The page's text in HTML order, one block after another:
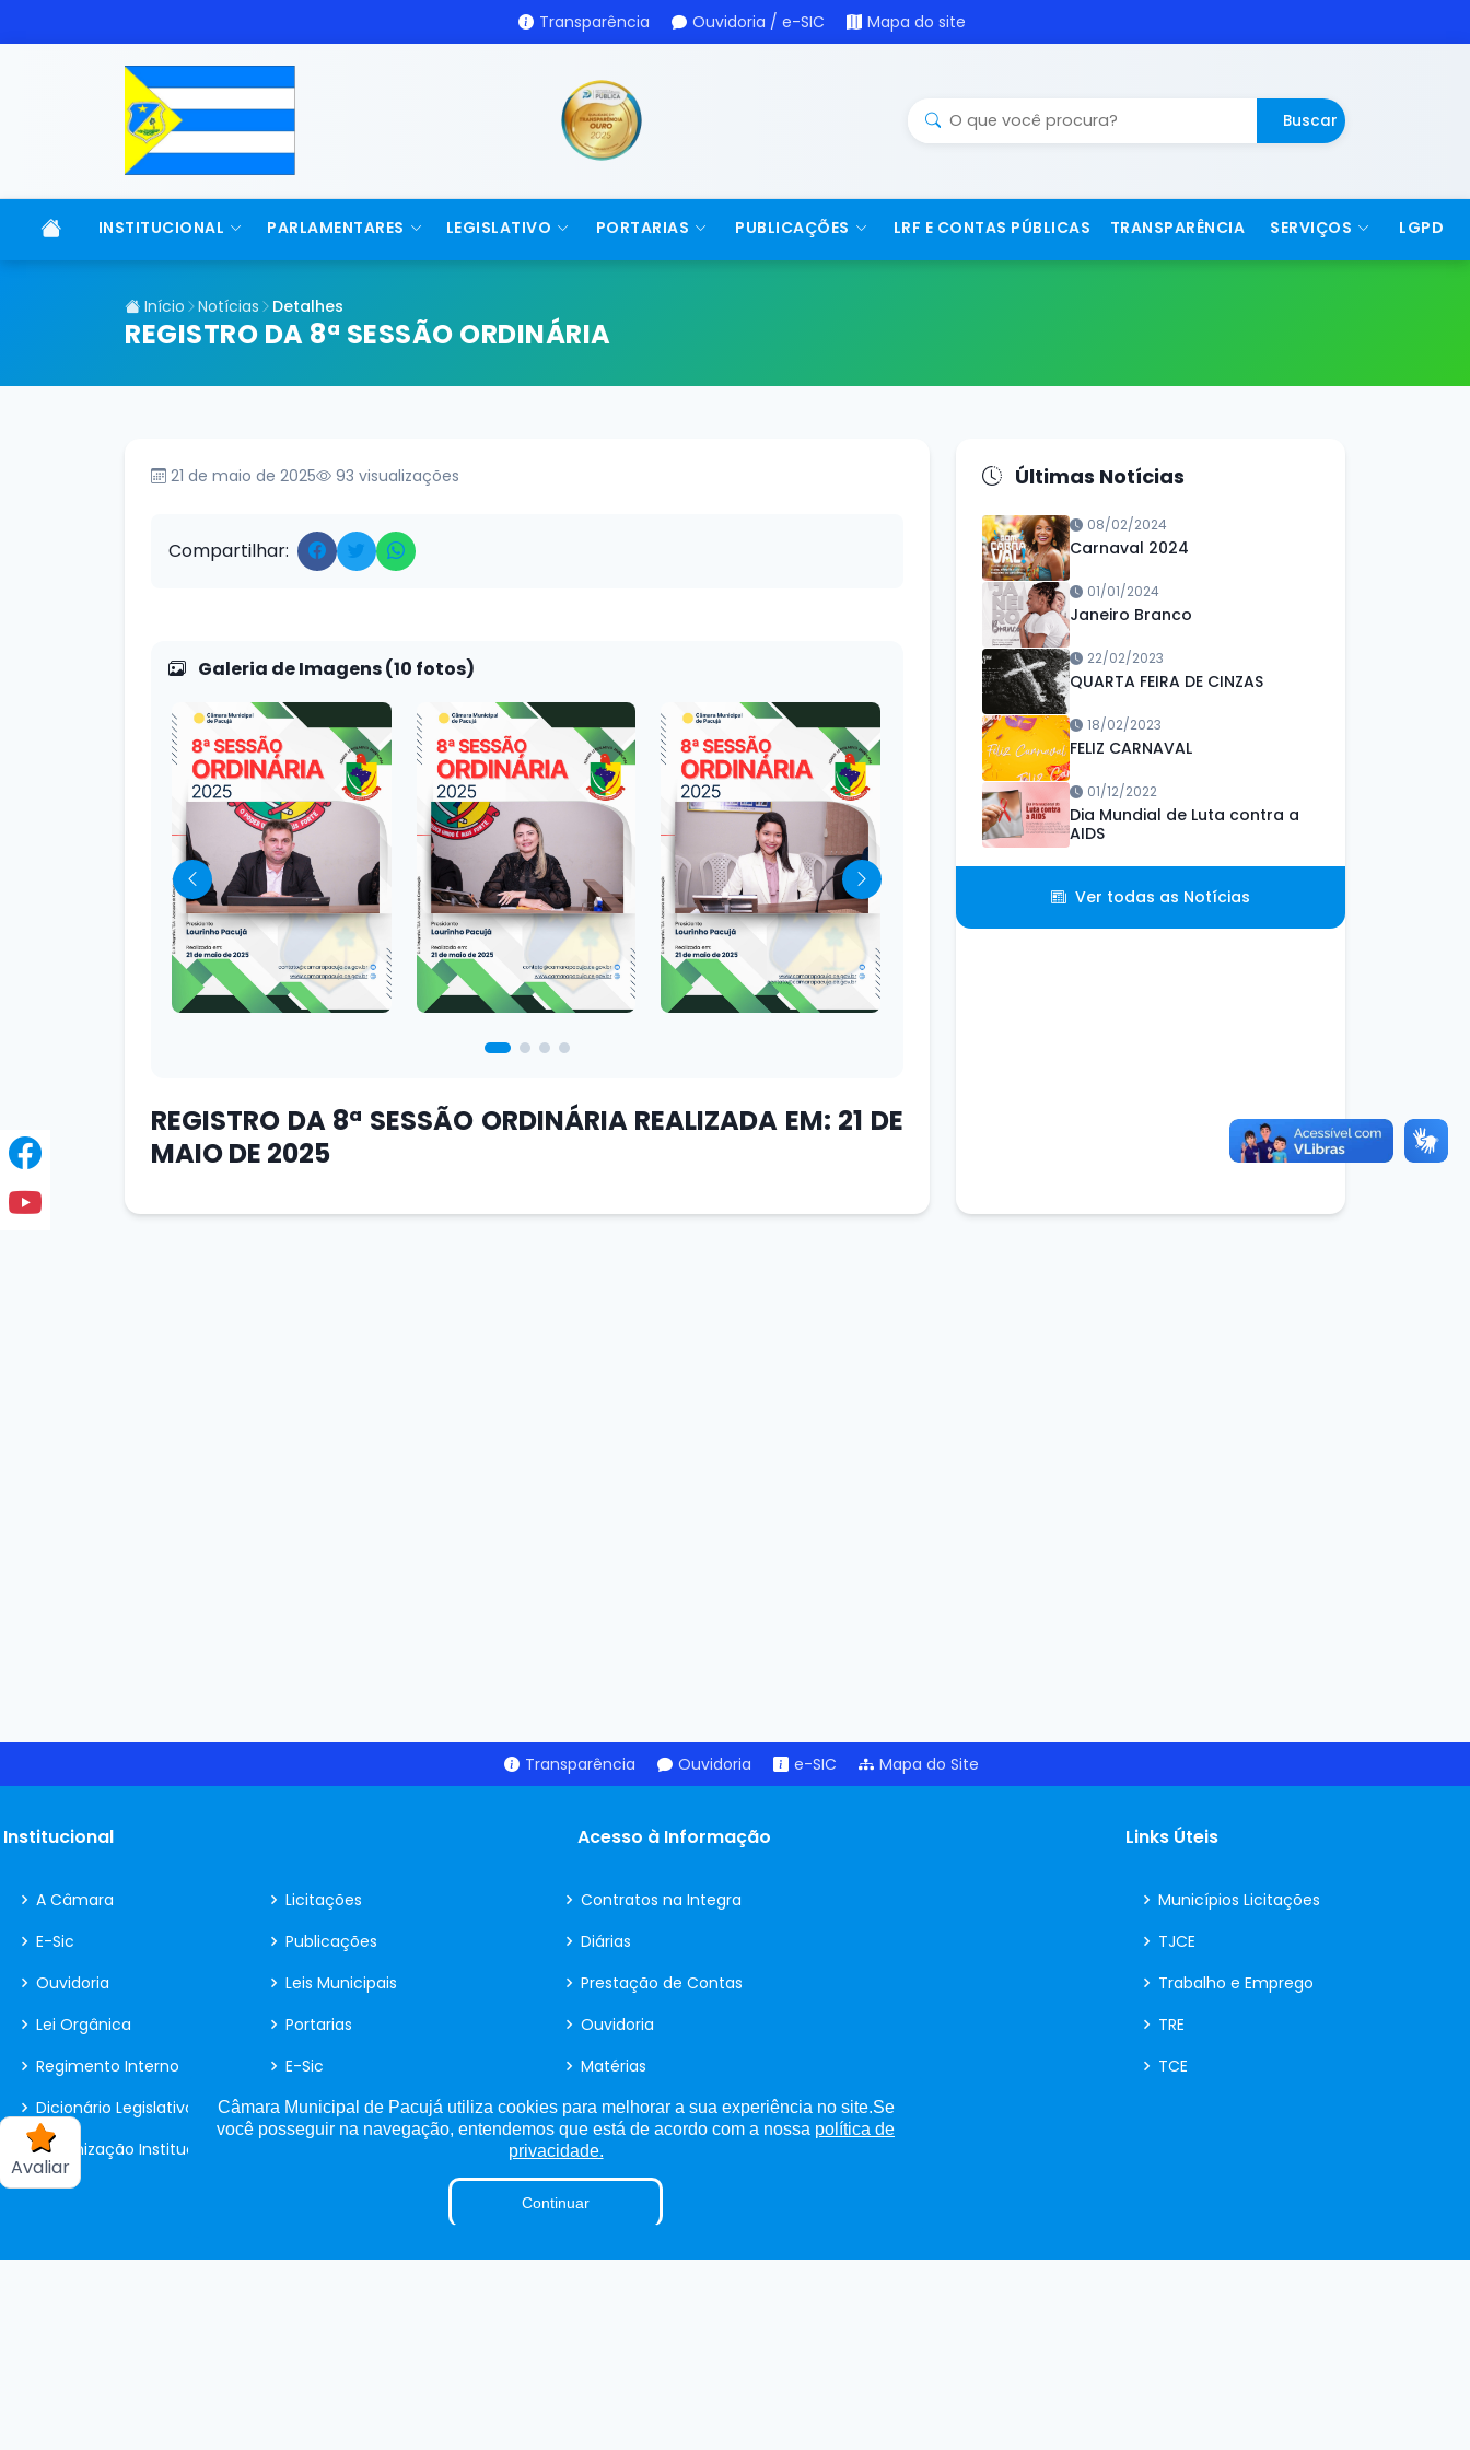
Avaliar
Transparência Ouvidoria / e-SIC Mapa do site
Buscar
INSTITUCIONAL PARLAMENTARES LEGISLATIVO PORTARIAS PUBLICAÇÕES LRF E CONTAS PÚBLICAS TRANSPARÊNCIA SERVIÇOS LGPD
Início Notícias Detalhes
REGISTRO DA 8ª SESSÃO ORDINÁRIA
21 de maio de 2025 93 visualizações
Compartilhar:
Galeria de Imagens (10 fotos)
REGISTRO DA 8ª SESSÃO ORDINÁRIA REALIZADA EM: 21 DE
MAIO DE 2025
Últimas Notícias
08/02/2024
Carnaval 2024
01/01/2024
Janeiro Branco
22/02/2023
QUARTA FEIRA DE CINZAS
18/02/2023
FELIZ CARNAVAL
01/12/2022
Dia Mundial de Luta contra a
AIDS
Ver todas as Notícias
Transparência Ouvidoria e-SIC Mapa do Site
Institucional
A Câmara
E-Sic
Ouvidoria
Lei Orgânica
Regimento Interno
Dicionário Legislativo
Organização Institucional
Acesso à Informação
Licitações
Contratos na Integra
Publicações
Diárias
Leis Municipais
Prestação de Contas
Portarias
Ouvidoria
E-Sic
Matérias
Detalhamento de Pessoal
Contracheque Online
Radar da Transparência
Parecer TCE
Links Úteis
Municípios Licitações
TJCE
Trabalho e Emprego
TRE
TCE
Câmara Municipal de Pacujá utiliza cookies para melhorar a sua experiência no site.Se
você posseguir na navegação, entendemos que está de acordo com a nossa política de
privacidade.
Continuar